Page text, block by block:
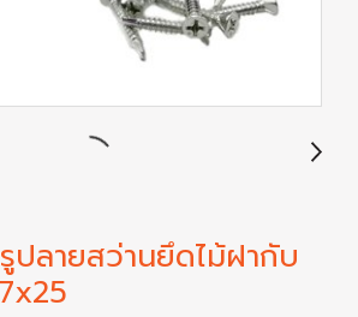
ปลายสว่านยึดไม้ฝากับ